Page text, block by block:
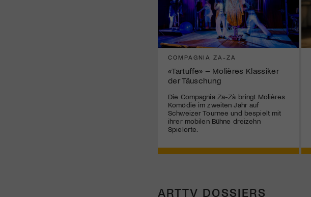
COMPAGNIA ZA-ZÀ
«Tartuffe» – Molières Klassiker
der Täuschung
Die Compagnia Za-Zà bringt Molières
Komödie im zweiten Jahr auf
Schweizer Tournee und bespielt mit
ihrer mobilen Bühne dreizehn
Spielorte.
ARTTV DOSSIERS